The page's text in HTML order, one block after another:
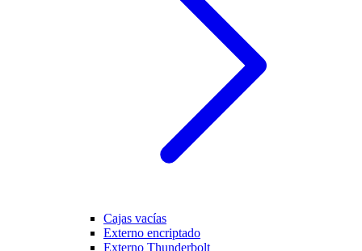
Cajas vacías
Externo encriptado
Externo Thunderbolt